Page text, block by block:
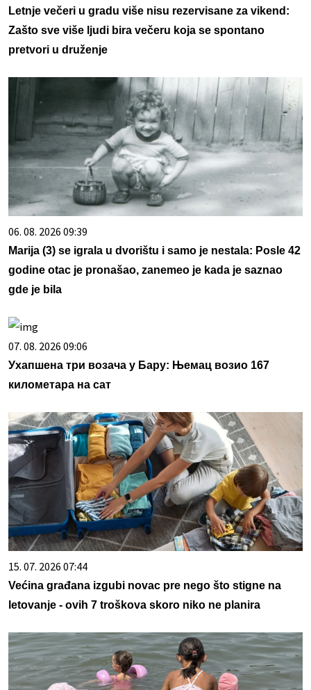
Letnje večeri u gradu više nisu rezervisane za vikend:
Zašto sve više ljudi bira večeru koja se spontano
pretvori u druženje
06. 08. 2026 09:39
Marija (3) se igrala u dvorištu i samo je nestala: Posle 42
godine otac je pronašao, zanemeo je kada je saznao
gde je bila
07. 08. 2026 09:06
Ухапшена три возача у Бару: Њемац возио 167
километара на сат
15. 07. 2026 07:44
Većina građana izgubi novac pre nego što stigne na
letovanje - ovih 7 troškova skoro niko ne planira